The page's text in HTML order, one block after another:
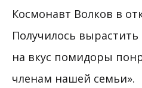
Космонавт Волков в
Получилось
на вкус помидоры
членам нашей семьи».